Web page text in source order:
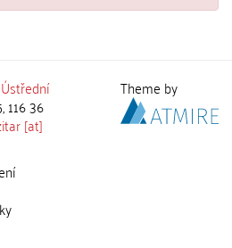
Ústřední
116 36
[at]
Theme by